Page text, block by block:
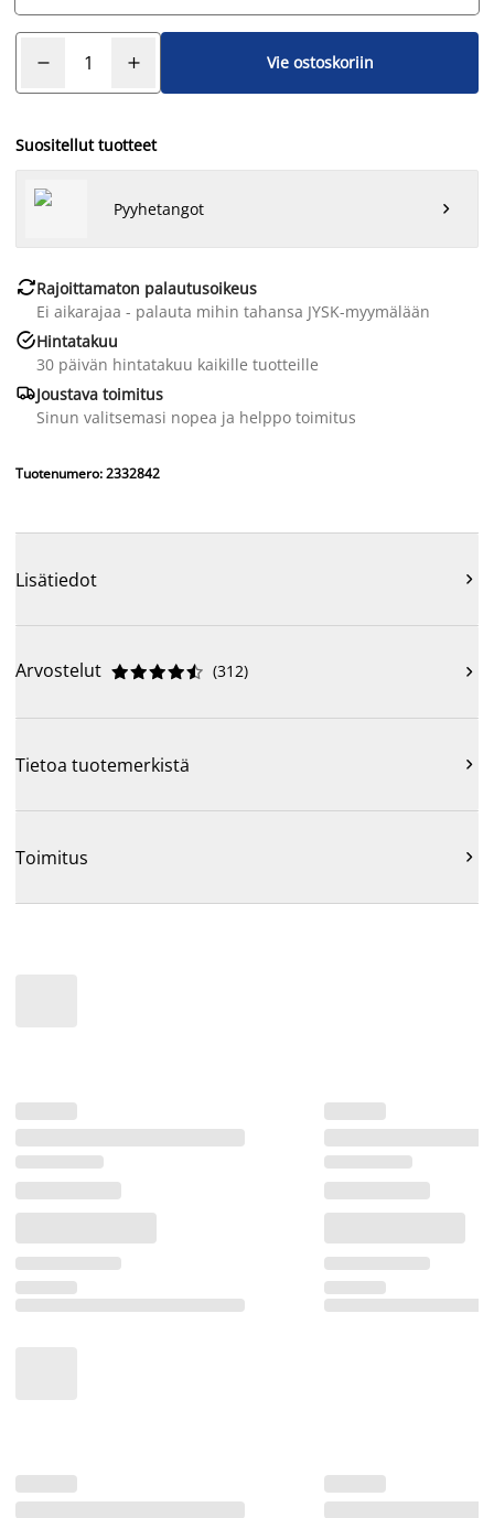
Vie ostoskoriin
Suositellut tuotteet
Pyyhetangot 
Rajoittamaton palautusoikeus
Ei aikarajaa - palauta mihin tahansa JYSK-myymälään
Hintatakuu
30 päivän hintatakuu kaikille tuotteille
Joustava toimitus
Sinun valitsemasi nopea ja helppo toimitus
Tuotenumero: 2332842
Lisätiedot 
Arvostelut 




 (312) 
Tietoa tuotemerkistä 
Toimitus 